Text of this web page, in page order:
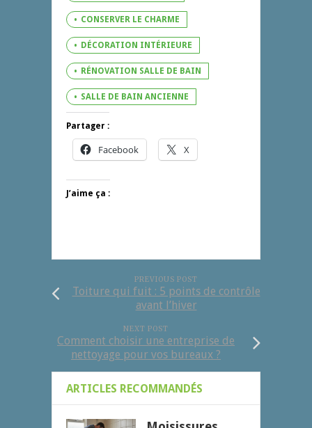
CONSERVER LE CHARME
DÉCORATION INTÉRIEURE
RÉNOVATION SALLE DE BAIN
SALLE DE BAIN ANCIENNE
Partager :
Facebook X
J’aime ça :
PREVIOUS POST
Toiture qui fuit : 5 points de contrôle
avant l’hiver
NEXT POST
Comment choisir une entreprise de
nettoyage pour vos bureaux ?
ARTICLES RECOMMANDÉS